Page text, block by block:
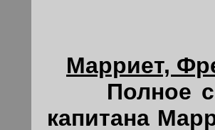
Марриет,
Полное
капитана